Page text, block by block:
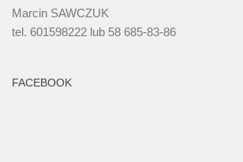
Marcin SAWCZUK
tel. 601598222 lub 58 685-83-86
FACEBOOK